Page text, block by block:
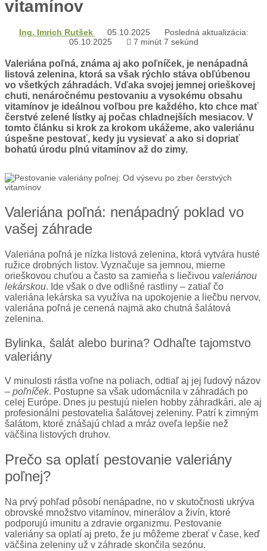
vitamínov
Ing. Imrich Rutšek 05.10.2025
Posledná aktualizácia:
05.10.2025
7 minút 7 sekúnd
Valeriána poľná, známa aj ako poľníček, je nenápadná
listová zelenina, ktorá sa však rýchlo stáva obľúbenou
vo všetkých záhradách. Vďaka svojej jemnej orieškovej
chuti, nenáročnému pestovaniu a vysokému obsahu
vitamínov je ideálnou voľbou pre každého, kto chce mať
čerstvé zelené lístky aj počas chladnejších mesiacov. V
tomto článku si krok za krokom ukážeme, ako valeriánu
úspešne pestovať, kedy ju vysievať a ako si dopriať
bohatú úrodu plnú vitamínov až do zimy.
Valeriána poľná: nenápadný poklad vo
vašej záhrade
Valeriána poľná je nízka listová zelenina, ktorá vytvára husté
ružice drobných listov. Vyznačuje sa jemnou, mierne
orieškovou chuťou a často sa zamieňa s liečivou valeriánou
lekárskou. Ide však o dve odlišné rastliny – zatiaľ čo
valeriána lekárska sa využíva na upokojenie a liečbu nervov,
valeriána poľná je cenená najmä ako chutná šalátová
zelenina.
Bylinka, šalát alebo burina? Odhaľte tajomstvo
valeriány
V minulosti rástla voľne na poliach, odtiaľ aj jej ľudový názov
– poľníček. Postupne sa však udomácnila v záhradách po
celej Európe. Dnes ju pestujú nielen hobby záhradkári, ale aj
profesionálni pestovatelia šalátovej zeleniny. Patrí k zimným
šalátom, ktoré znášajú chlad a mráz oveľa lepšie než
väčšina listových druhov.
Prečo sa oplatí pestovanie valeriány
poľnej?
Na prvý pohľad pôsobí nenápadne, no v skutočnosti ukrýva
obrovské množstvo vitamínov, minerálov a živín, ktoré
podporujú imunitu a zdravie organizmu. Pestovanie
valeriány sa oplatí aj preto, že ju môžeme zberať v čase, keď
väčšina zeleniny už v záhrade skončila sezónu.